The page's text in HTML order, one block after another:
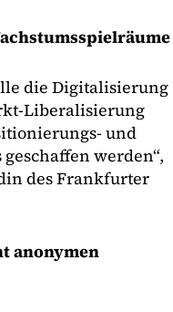
die Digitalisierung
Liberalisierung
und
werden“,
des Frankfurter
anonymen